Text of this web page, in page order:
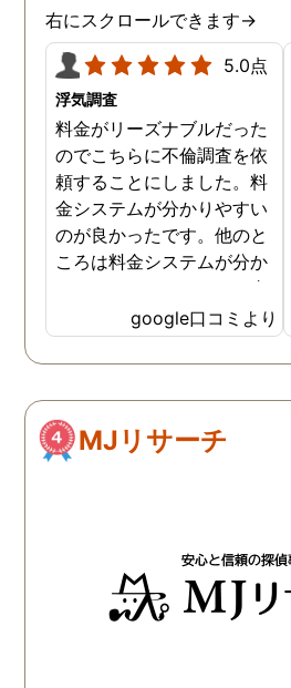
右にスクロールできます→
5.0点
浮気調査
料金がリーズナブルだった
のでこちらに不倫調査を依
頼することにしました。料
金システムが分かりやすい
のが良かったです。他のと
ころは料金システムが分か
りづらくて、どれだけお金
がかかるか分からず不安だ
ったので、こちらで安心し
ました。 ありがとうござい
google口コミより
MJリサーチ